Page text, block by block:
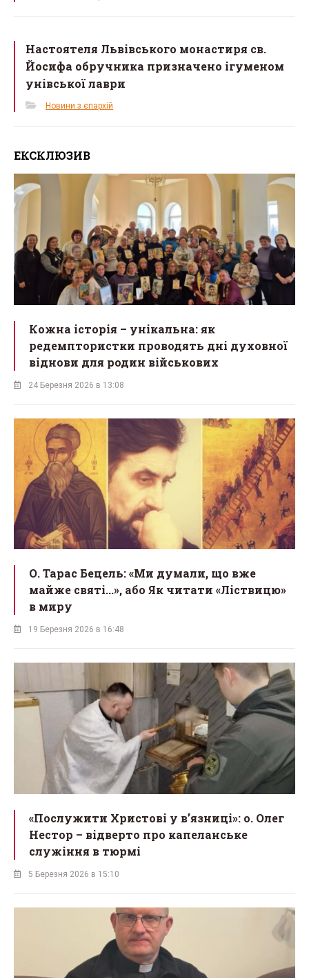
Настоятеля Львівського монастиря св.
Йосифа обручника призначено ігуменом
унівської лаври
Новини з єпархій
ЕКСКЛЮЗИВ
Кожна історія – унікальна: як
редемптористки проводять дні духовної
віднови для родин військових
24 Березня 2026 в 13:08
О. Тарас Бецель: «Ми думали, що вже
майже святі...», або Як читати «Ліствицю»
в миру
19 Березня 2026 в 16:48
«Послужити Христові у вʼязниці»: о. Олег
Нестор – відверто про капеланське
служіння в тюрмі
5 Березня 2026 в 15:10